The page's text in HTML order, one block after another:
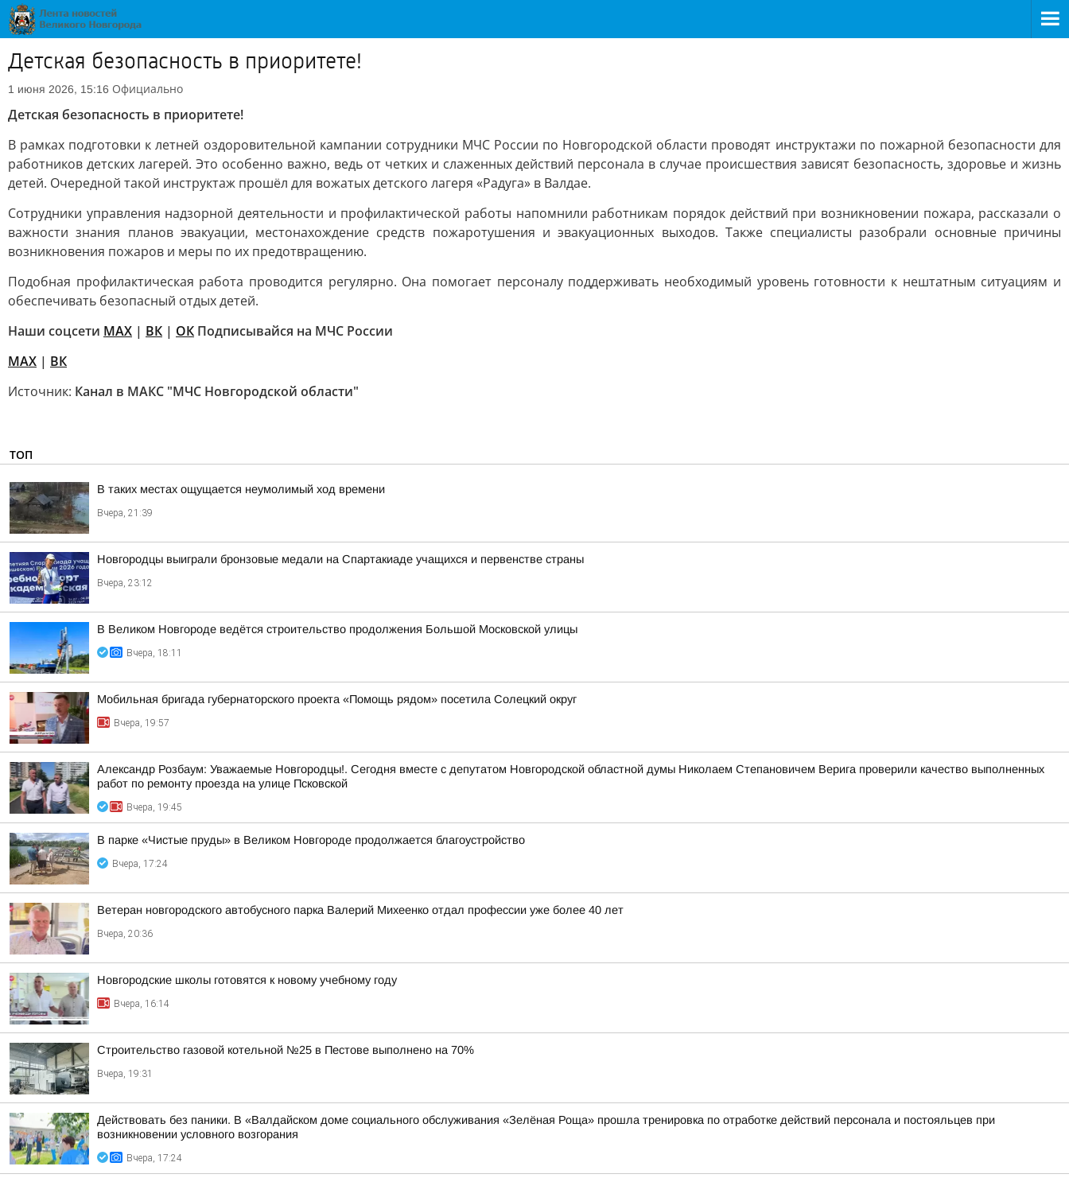
Детская безопасность в приоритете!
1 июня 2026, 15:16 Официально
Детская безопасность в приоритете!
В рамках подготовки к летней оздоровительной кампании сотрудники МЧС России по Новгородской области проводят инструктажи по пожарной безопасности для
работников детских лагерей. Это особенно важно, ведь от четких и слаженных действий персонала в случае происшествия зависят безопасность, здоровье и жизнь
детей. Очередной такой инструктаж прошёл для вожатых детского лагеря «Радуга» в Валдае.
Сотрудники управления надзорной деятельности и профилактической работы напомнили работникам порядок действий при возникновении пожара, рассказали о
важности знания планов эвакуации, местонахождение средств пожаротушения и эвакуационных выходов. Также специалисты разобрали основные причины
возникновения пожаров и меры по их предотвращению.
Подобная профилактическая работа проводится регулярно. Она помогает персоналу поддерживать необходимый уровень готовности к нештатным ситуациям и
обеспечивать безопасный отдых детей.
Наши соцсети MAX | ВК | ОК Подписывайся на МЧС России
MAX | ВК
Источник: Канал в МАКС "МЧС Новгородской области"
ТОП
В таких местах ощущается неумолимый ход времени
Вчера, 21:39
Новгородцы выиграли бронзовые медали на Спартакиаде учащихся и первенстве страны
Вчера, 23:12
В Великом Новгороде ведётся строительство продолжения Большой Московской улицы
Вчера, 18:11
Мобильная бригада губернаторского проекта «Помощь рядом» посетила Солецкий округ
Вчера, 19:57
Александр Розбаум: Уважаемые Новгородцы!. Сегодня вместе с депутатом Новгородской областной думы Николаем Степановичем Верига проверили качество выполненных
работ по ремонту проезда на улице Псковской
Вчера, 19:45
В парке «Чистые пруды» в Великом Новгороде продолжается благоустройство
Вчера, 17:24
Ветеран новгородского автобусного парка Валерий Михеенко отдал профессии уже более 40 лет
Вчера, 20:36
Новгородские школы готовятся к новому учебному году
Вчера, 16:14
Строительство газовой котельной №25 в Пестове выполнено на 70%
Вчера, 19:31
Действовать без паники. В «Валдайском доме социального обслуживания «Зелёная Роща» прошла тренировка по отработке действий персонала и постояльцев при
возникновении условного возгорания
Вчера, 17:24